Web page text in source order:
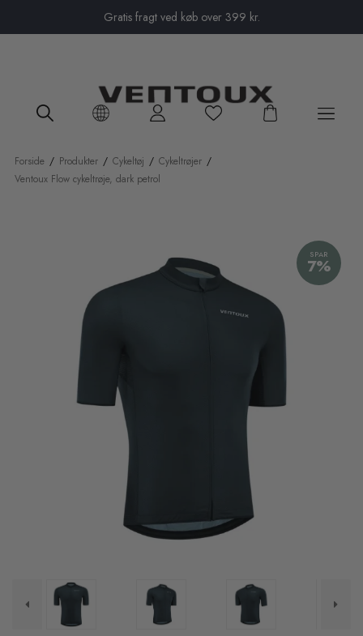
Gratis fragt ved køb over 399 kr.
Forside / Produkter / Cykeltøj / Cykeltrøjer /
Ventoux Flow cykeltrøje, dark petrol
SPAR
7%